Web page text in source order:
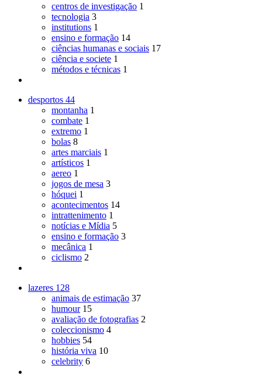
centros de investigação 1
tecnologia 3
institutions 1
ensino e formação 14
ciências humanas e sociais 17
ciência e societe 1
métodos e técnicas 1
desportos 44
montanha 1
combate 1
extremo 1
bolas 8
artes marciais 1
artísticos 1
aereo 1
jogos de mesa 3
hóquei 1
acontecimentos 14
intrattenimento 1
notícias e Mídia 5
ensino e formação 3
mecânica 1
ciclismo 2
lazeres 128
animais de estimação 37
humour 15
avaliação de fotografias 2
coleccionismo 4
hobbies 54
história viva 10
celebrity 6